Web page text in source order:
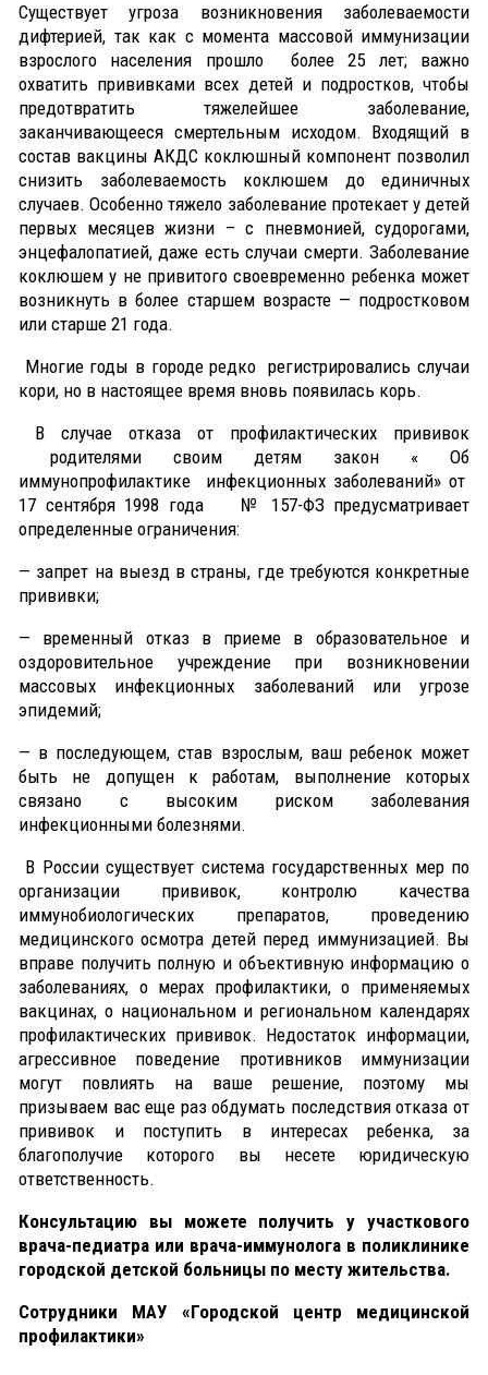
Существует угроза возникновения заболеваемости
дифтерией, так как с момента массовой иммунизации
взрослого населения прошло более 25 лет; важно
охватить прививками всех детей и подростков, чтобы
предотвратить тяжелейшее заболевание,
заканчивающееся смертельным исходом. Входящий в
состав вакцины АКДС коклюшный компонент позволил
снизить заболеваемость коклюшем до единичных
случаев. Особенно тяжело заболевание протекает у детей
первых месяцев жизни – с пневмонией, судорогами,
энцефалопатией, даже есть случаи смерти. Заболевание
коклюшем у не привитого своевременно ребенка может
возникнуть в более старшем возрасте — подростковом
или старше 21 года.
Многие годы в городе редко регистрировались случаи
кори, но в настоящее время вновь появилась корь.
В случае отказа от профилактических прививок
родителями своим детям закон « Об
иммунопрофилактике инфекционных заболеваний» от
17 сентября 1998 года № 157-ФЗ предусматривает
определенные ограничения:
— запрет на выезд в страны, где требуются конкретные
прививки;
— временный отказ в приеме в образовательное и
оздоровительное учреждение при возникновении
массовых инфекционных заболеваний или угрозе
эпидемий;
— в последующем, став взрослым, ваш ребенок может
быть не допущен к работам, выполнение которых
связано с высоким риском заболевания
инфекционными болезнями.
В России существует система государственных мер по
организации прививок, контролю качества
иммунобиологических препаратов, проведению
медицинского осмотра детей перед иммунизацией. Вы
вправе получить полную и объективную информацию о
заболеваниях, о мерах профилактики, о применяемых
вакцинах, о национальном и региональном календарях
профилактических прививок. Недостаток информации,
агрессивное поведение противников иммунизации
могут повлиять на ваше решение, поэтому мы
призываем вас еще раз обдумать последствия отказа от
прививок и поступить в интересах ребенка, за
благополучие которого вы несете юридическую
ответственность.
Консультацию вы можете получить у участкового
врача-педиатра или врача-иммунолога в поликлинике
городской детской больницы по месту жительства.
Сотрудники МАУ «Городской центр медицинской
профилактики»